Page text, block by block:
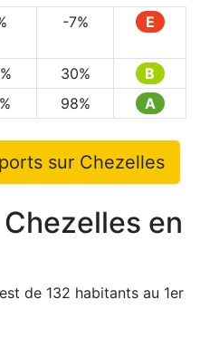
-7% E
% 30%
B
% 98% A
sur Chezelles
Chezelles en
est de 132 habitants au 1er